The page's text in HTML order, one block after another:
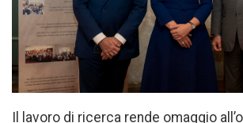
Il lavoro di ricerca rende omaggio